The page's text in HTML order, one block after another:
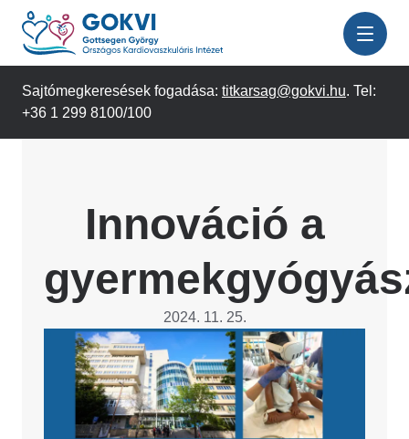
Ugrás
tartalomra
Sajtómegkeresések fogadása: titkarsag@gokvi.hu. Tel:
+36 1 299 8100/100
Innováció a
2024. 11. 25.
Image